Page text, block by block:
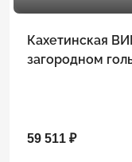
Кахетинская
загородном
59 511 ₽